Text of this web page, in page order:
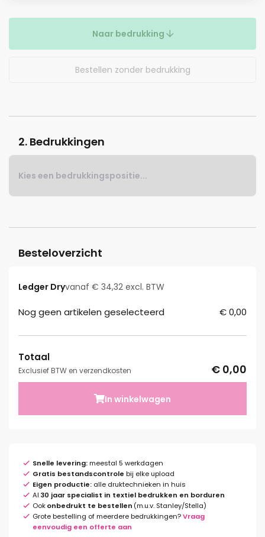
Naar bedrukking
Bestellen zonder bedrukking
2. Bedrukkingen
Kies een bedrukkingspositie...
Besteloverzicht
Ledger Dryvanaf € 34,32 excl. BTW
Nog geen artikelen geselecteerd € 0,00
Totaal
Exclusief BTW en verzendkosten € 0,00
In winkelwagen
Snelle levering:meestal 5 werkdagen
Gratis bestandscontrole bij elke upload
Eigen productie: alle druktechnieken in huis
Al 30 jaar specialist in textiel bedrukken en borduren
Ookonbedrukt te bestellen (m.u.v. Stanley/Stella)
Grote bestelling of meerdere bedrukkingen?Vraag
eenvoudig een offerte aan